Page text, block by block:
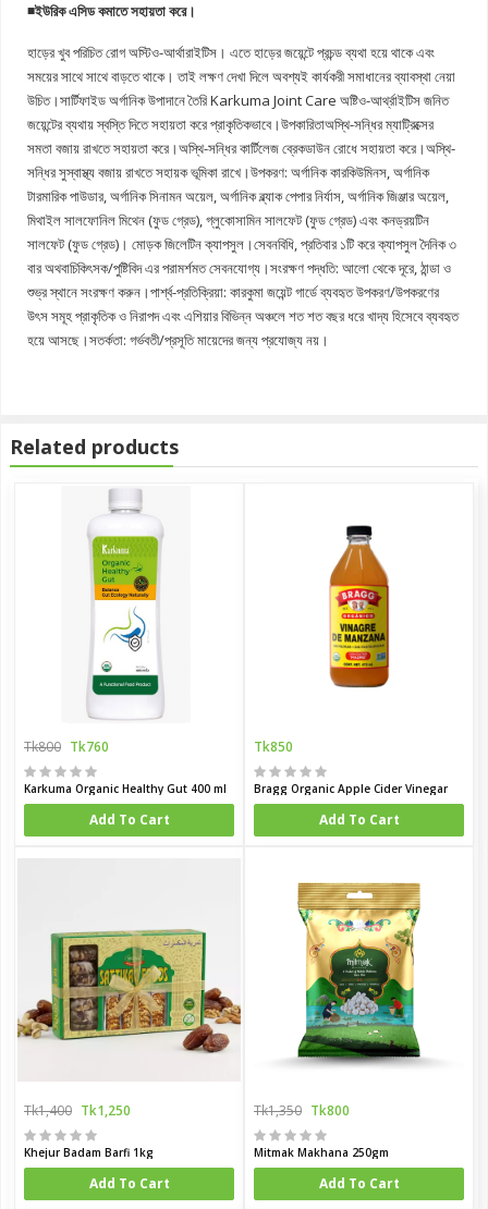
◾ইউরিক এসিড কমাতে সহায়তা করে।
হাড়ের খুব পরিচিত রোগ অস্টিও-আর্থারাইটিস। এতে হাড়ের জয়েন্টে প্রচন্ড ব্যথা হয়ে থাকে এবং
সময়ের সাথে সাথে বাড়তে থাকে। তাই লক্ষণ দেখা দিলে অবশ্যই কার্যকরী সমাধানের ব্যাবস্থা নেয়া
উচিত।সার্টিফাইড অর্গানিক উপাদানে তৈরি Karkuma Joint Care অষ্টিও-আর্থ্রাইটিস জনিত
জয়েন্টের ব্যথায় স্বস্তি দিতে সহায়তা করে প্রাকৃতিকভাবে।উপকারিতাঅস্থি-সন্ধির ম্যাট্রিক্সের
সমতা বজায় রাখতে সহায়তা করে।অস্থি-সন্ধির কার্টিলেজ ব্রেকডাউন রোধে সহায়তা করে।অস্থি-
সন্ধির সুস্বাস্থ্য বজায় রাখতে সহায়ক ভূমিকা রাখে।উপকরণ: অর্গানিক কারকিউমিনস, অর্গানিক
টারমারিক পাউডার, অর্গানিক সিনামন অয়েল, অর্গানিক ব্ল্যাক পেপার নির্যাস, অর্গানিক জিঞ্জার অয়েল,
মিথাইল সালফোনিল মিথেন (ফুড গ্রেড), গ্লুকোসামিন সালফেট (ফুড গ্রেড) এবং কনড্রয়টিন
সালফেট (ফুড গ্রেড)। মোড়ক জিলেটিন ক্যাপসুল।সেবনবিধি, প্রতিবার ১টি করে ক্যাপসুল দৈনিক ৩
বার অথবাচিকিৎসক/পুষ্টিবিদ এর পরামর্শমত সেবনযোগ্য।সংরক্ষণ পদ্ধতি: আলো থেকে দূরে, ঠান্ডা ও
শুভ্র স্থানে সংরক্ষণ করুন।পার্শ্ব-প্রতিক্রিয়া: কারকুমা জয়েন্ট গার্ডে ব্যবহৃত উপকরণ/উপকরণের
উৎস সমূহ প্রাকৃতিক ও নিরাপদ এবং এশিয়ার বিভিন্ন অঞ্চলে শত শত বছর ধরে খাদ্য হিসেবে ব্যবহৃত
হয়ে আসছে।সতর্কতা: গর্ভবতী/প্রসূতি মায়েদের জন্য প্রযোজ্য নয়।
Related products
Tk800 Tk760
Karkuma Organic Healthy Gut 400 ml
Add To Cart
Tk850
Bragg Organic Apple Cider Vinegar
Add To Cart
Tk1,400 Tk1,250
Khejur Badam Barfi 1kg
Add To Cart
Tk1,350 Tk800
Mitmak Makhana 250gm
Add To Cart